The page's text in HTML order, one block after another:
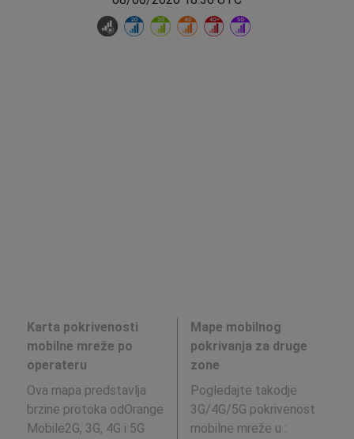
Karta pokrivenosti
mobilne mreže po
operateru
Ova mapa predstavlja
brzine protoka odOrange
Mobile2G, 3G, 4G i 5G
Mape mobilnog
pokrivanja za druge
zone
Pogledajte takodje
3G/4G/5G pokrivenost
mobilne mreže u :